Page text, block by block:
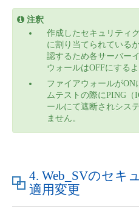
注釈
作成したセキュリティ
に割り当てられている
認するため各サーバー
ウォールはOFFにする
ファイアウォールがON
ムテストの際にPING（
ールにて遮断されシス
ません。
4. Web_SVのセキ
適用変更